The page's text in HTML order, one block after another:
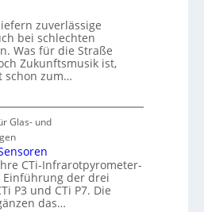
zuverlässige
bei schlechten
Was für die Straße
Zukunftsmusik ist,
schon zum…
Glas- und
CTi-Infrarotpyrometer-
der drei
P3 und CTi P7. Die
das…